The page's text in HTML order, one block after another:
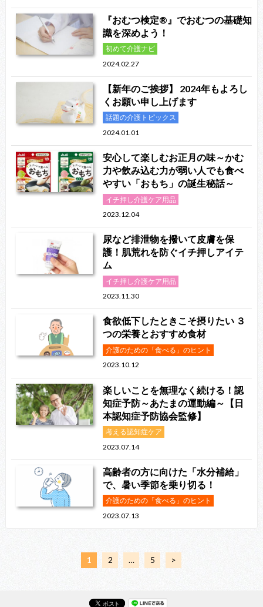
『おむつ検定®』でおむつの基礎知
識を深めよう！
初めて介護ナビ
2024.02.27
【新年のご挨拶】 2024年もよろし
くお願い申し上げます
話題の介護トピックス
2024.01.01
安心して楽しむお正月の味～かむ
力や飲み込む力が弱い人でも食べ
やすい「おもち」の誕生秘話～
イチ押し介護ケア用品
2023.12.04
尿など排泄物を撥いて皮膚を保
護！肌荒れを防ぐイチ押しアイテ
ム
イチ押し介護ケア用品
2023.11.30
食欲低下したときこそ摂りたい ３
つの栄養とおすすめ食材
介護のための「食べる」のヒント
2023.10.12
楽しいことを無理なく続ける！認
知症予防～あたまの運動編～【日
本認知症予防協会監修】
考える認知症ケア
2023.07.14
高齢者の方に向けた「水分補給」
で、暑い季節を乗り切る！
介護のための「食べる」のヒント
2023.07.13
1 2 … 5 >